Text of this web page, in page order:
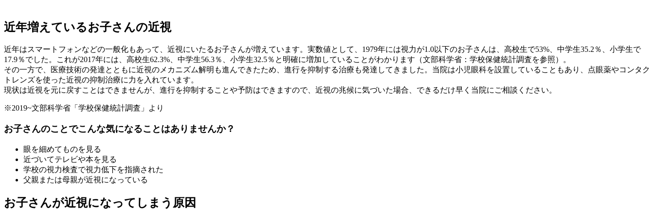
近年増えているお子さんの近視
近年はスマートフォンなどの一般化もあって、近視にいたるお子さんが増えています。実数値として、1979年には視力が1.0以下のお子さんは、高校生で53%、中学生35.2％、小学生で
17.9％でした。これが2017年には、高校生62.3%、中学生56.3％、小学生32.5％と明確に増加していることがわかります（文部科学省：学校保健統計調査を参照）。
その一方で、医療技術の発達とともに近視のメカニズム解明も進んできたため、進行を抑制する治療も発達してきました。当院は小児眼科を設置していることもあり、点眼薬やコンタク
トレンズを使った近視の抑制治療に力を入れています。
現状は近視を元に戻すことはできませんが、進行を抑制することや予防はできますので、近視の兆候に気づいた場合、できるだけ早く当院にご相談ください。
※2019~文部科学省「学校保健統計調査」より
お子さんのことでこんな気になることはありませんか？
眼を細めてものを見る
近づいてテレビや本を見る
学校の視力検査で視力低下を指摘された
父親または母親が近視になっている
お子さんが近視になってしまう原因